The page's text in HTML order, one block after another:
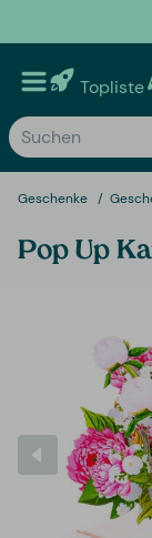
Topliste
Geschenke
Pop Up